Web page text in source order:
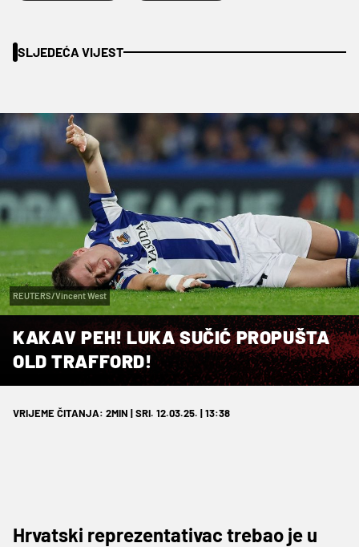
SLJEDEĆA VIJEST
REUTERS/Vincent West
KAKAV PEH! LUKA SUČIĆ PROPUŠTA
OLD TRAFFORD!
VRIJEME ČITANJA: 2MIN | SRI. 12.03.25. | 13:38
Hrvatski reprezentativac trebao je u